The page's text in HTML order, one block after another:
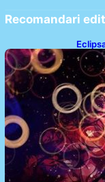
Recomandari
18 Ani